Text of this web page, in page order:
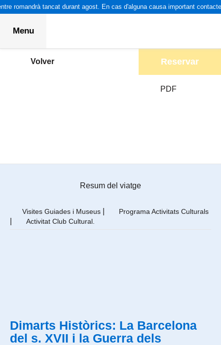
romandrà tancat durant agost. En cas d'alguna causa important
Menu
Volver Reservar
PDF
Resum del viatge
Visites Guiades i Museus Programa Activitats Culturals
Activitat Club Cultural.
Dimarts Històrics: La Barcelona
del s. XVII i la Guerra dels